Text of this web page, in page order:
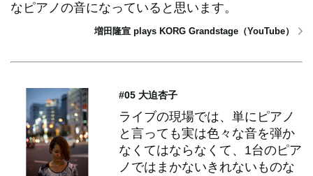
なピアノの音になっていると思います。
増田隆宣 plays KORG Grandstage（YouTube）
#05 大迫杏子
ライブの現場では、単にピアノ
と言っても実は色々な音を弾か
なくてはならなくて、1台のピア
ノではまかないきれないものな